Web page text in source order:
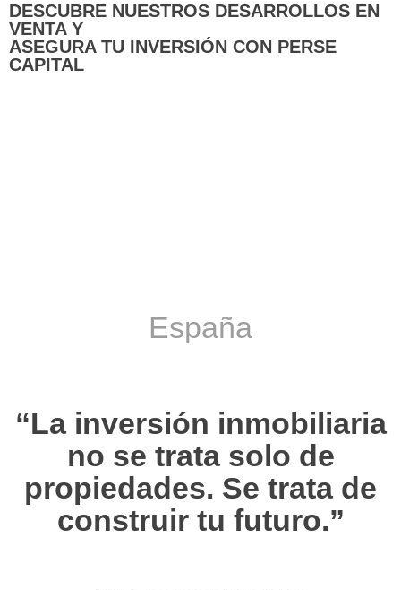
DESCUBRE NUESTROS DESARROLLOS EN
VENTA Y
ASEGURA TU INVERSIÓN CON PERSE
CAPITAL
España
“La inversión inmobiliaria
no se trata solo de
propiedades. Se trata de
construir tu futuro.”